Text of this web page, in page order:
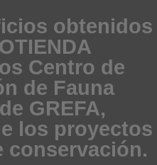
obtenidos
Centro de
de Fauna
GREFA,
los proyectos
conservación.